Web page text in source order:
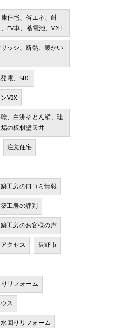
住宅、省エネ、耐
EV車、蓄電池、V2H
ッシ、断熱、暖かい
電、SBC
V2X
、白洲そとん壁、珪
の板材壁天井
注文住宅
工房の口コミ情報
工房の評判
工房のお客様の声
アクセス
長野市
リフォーム
ス
水回りリフォーム